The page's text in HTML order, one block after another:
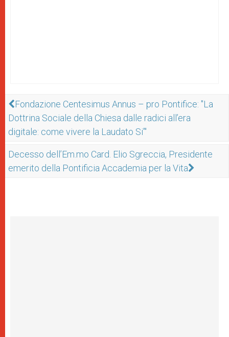
Fondazione Centesimus Annus – pro Pontifice: "La
Dottrina Sociale della Chiesa dalle radici all’era
digitale: come vivere la Laudato Si’"
Decesso dell’Em.mo Card. Elio Sgreccia, Presidente
emerito della Pontificia Accademia per la Vita